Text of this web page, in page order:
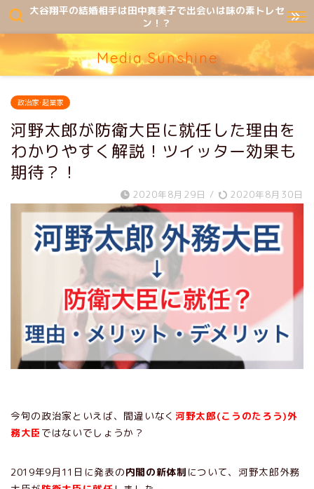
大谷翔平の結婚相手は田中真美子で出会いは味の素トレセ
ン！？
Media Sunshine
政治家･起業家
河野太郎が防衛大臣に就任した理由を
わかりやすく解説！ツイッター効果も
期待？！
2020年8月29日 / 2020年8月30日
今旬の政治家といえば、間違いなく 河野太郎(こうのたろう)外
務大臣 ではないでしょうか？
2019年9月11日に発表の内閣の新体制 について、河野太郎外務